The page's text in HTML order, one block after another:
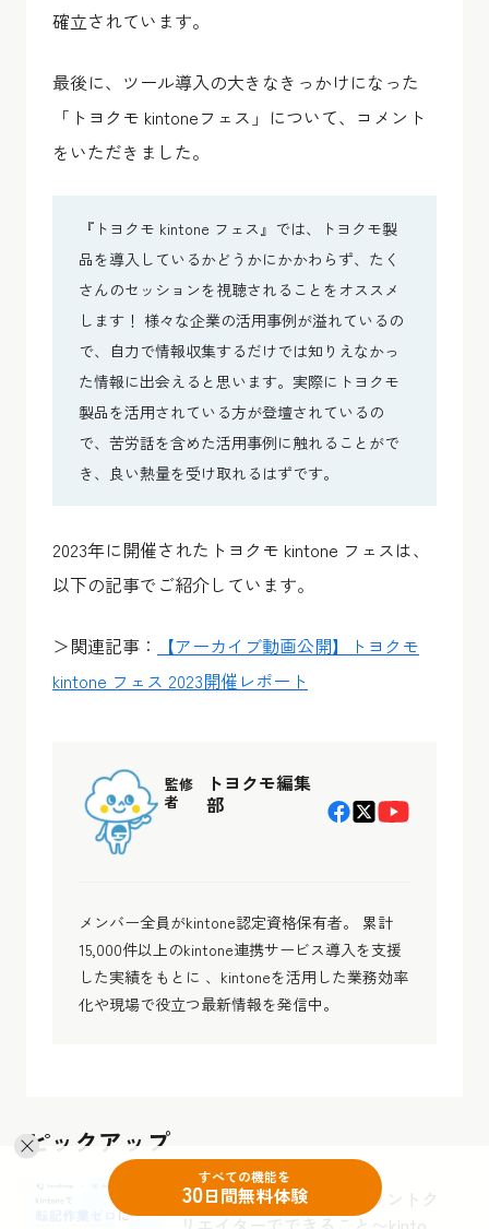
確立されています。
最後に、ツール導入の大きなきっかけになった
「トヨクモ kintoneフェス」について、コメント
をいただきました。
『トヨクモ kintone フェス』では、トヨクモ製
品を導入しているかどうかにかかわらず、たく
さんのセッションを視聴されることをオススメ
します！ 様々な企業の活用事例が溢れているの
で、自力で情報収集するだけでは知りえなかっ
た情報に出会えると思います。実際にトヨクモ
製品を活用されている方が登壇されているの
で、苦労話を含めた活用事例に触れることがで
き、良い熱量を受け取れるはずです。
2023年に開催されたトヨクモ kintone フェスは、
以下の記事でご紹介しています。
＞関連記事：
【アーカイブ動画公開】トヨクモ
kintone フェス 2023開催レポート
監修
者
トヨクモ編集
部
メンバー全員がkintone認定資格保有者。 累計
15,000件以上のkintone連携サービス導入を支援
した実績をもとに 、kintoneを活用した業務効率
化や現場で役立つ最新情報を発信中。
ピックアップ
〜フォームブリッジ×プリントク
すべての機能を
30日間無料体験